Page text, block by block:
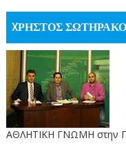
XΡΗΣΤΟΣ
ΑΘΛΗΤΙΚΗ ΓΝΩΜΗ στην